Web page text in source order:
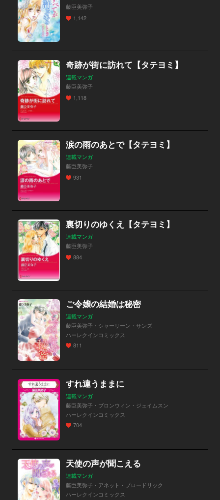
藤臣美弥子
1,142
奇跡が街に訪れて【タテヨミ】
連載マンガ
藤臣美弥子
1,118
涙の雨のあとで【タテヨミ】
連載マンガ
藤臣美弥子
931
裏切りのゆくえ【タテヨミ】
連載マンガ
藤臣美弥子
884
ご令嬢の結婚は秘密
連載マンガ
藤臣美弥子・シャーリーン・サンズ
ハーレクインコミックス
811
すれ違うままに
連載マンガ
藤臣美弥子・ブロンウィン・ジェイムスン
ハーレクインコミックス
704
天使の声が聞こえる
連載マンガ
藤臣美弥子・アネット・ブロードリック
ハーレクインコミックス